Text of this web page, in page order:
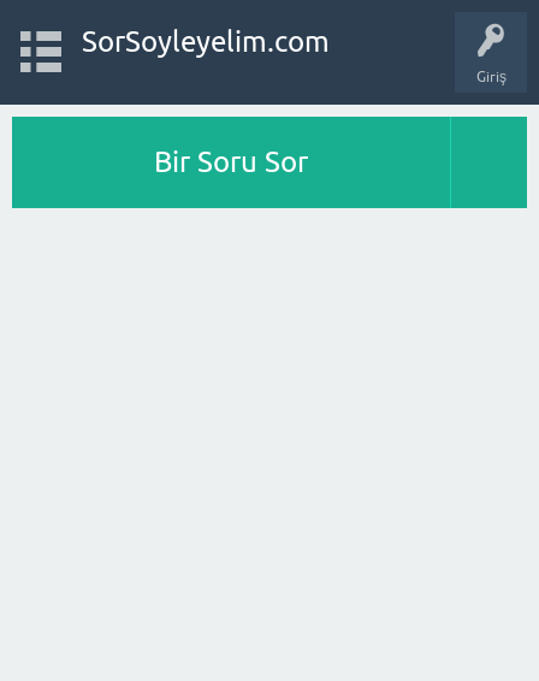
Giriş
SorSoyleyelim.com
Bir Soru Sor